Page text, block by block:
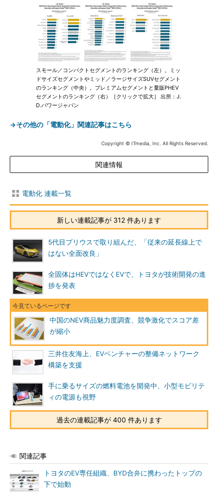
スモール／コンパクトセグメントのランキング（左）。ミッ
ドサイズセグメントやミッド／ラージサイズSUVセグメント
のランキング（中央）。プレミアムセグメントと量販PHEV
セグメントのランキング（右）［クリックで拡大］ 出所：J.
D.パワージャパン
→その他の「電動化」関連記事はこちら
Copyright © ITmedia, Inc. All Rights Reserved.
関連情報
電動化 連載一覧
新しい連載記事が 312 件あります
5代目プリウスで取り組んだ、「従来の延長線上で
はない全面改良」
全固体はHEVではなくEVで、トヨタが技術開発の進
捗を発表
中国のNEV商品魅力度調査、競争激化でスコア差
が縮小
三井住友海上、EVベンチャーの整備ネットワーク
構築を支援
手に乗るサイズの燃料電池を開発中、小型モビリテ
ィの電源も視野
過去の連載記事が 400 件あります
関連記事
トヨタのEV専任組織、BYD合弁に携わったトップの
下で始動